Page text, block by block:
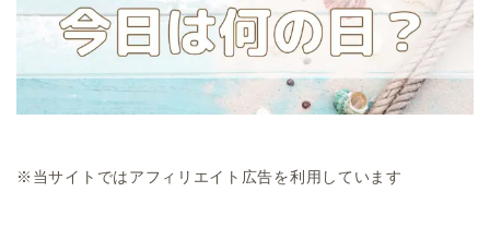
※当サイトではアフィリエイト広告を利用しています